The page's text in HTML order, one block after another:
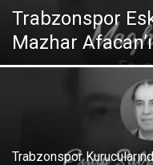
Trabzonspor
Mazhar
Trabzonspor